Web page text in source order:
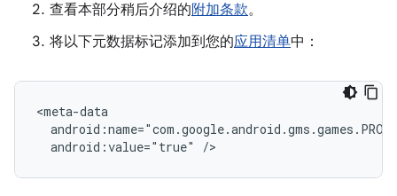
查看本部分稍后介绍的附加条款。
将以下元数据标记添加到您的应用清单中：
android:value="true"